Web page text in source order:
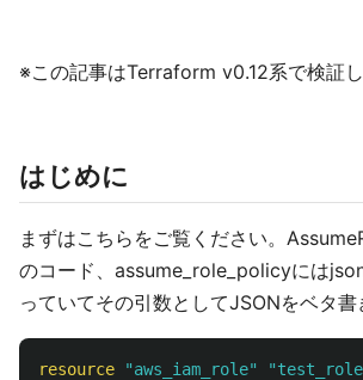
※この記事はTerraform v0.12系で検証し
はじめに
まずはこちらをご覧ください。
のコード、assume_role_policyには
っていてその引数としてJSONをベタ書
resource "aws_iam_role"